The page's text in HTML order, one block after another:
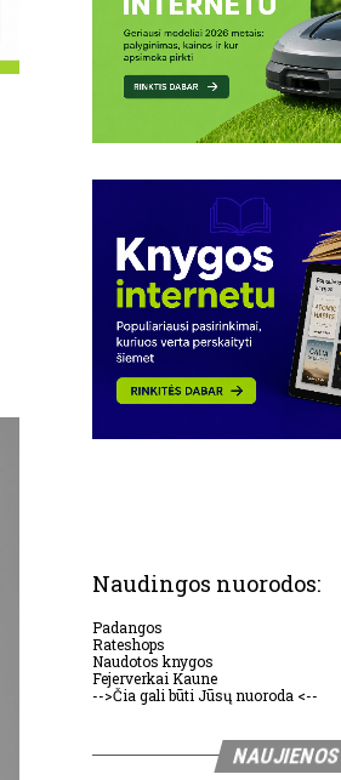
Naudingos nuorodos:
Padangos
Rateshops
Naudotos knygos
Fejerverkai Kaune
-->Čia gali būti Jūsų nuoroda <--
NAUJIENOS